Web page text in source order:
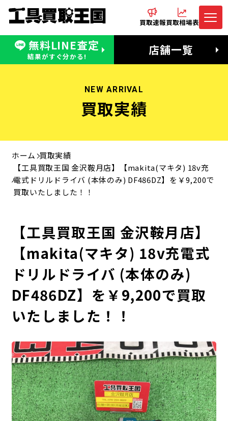
買取速報買取相場表
無料LINE査定
結果がすぐ分かる! 店舗一覧
無料LINE査定
受付：11:00〜19:00 木曜定休日
電話でお問合わせ
営業時間：11:00〜20:00
NEW ARRIVAL
買取実績
ホーム 買取実績
【工具買取王国 金沢鞍月店】【makita(マキタ) 18v充
電式ドリルドライバ (本体のみ) DF486DZ】を￥9,200で
買取いたしました！！
【工具買取王国 金沢鞍月店】
【makita(マキタ) 18v充電式
ドリルドライバ (本体のみ)
DF486DZ】を￥9,200で買取
いたしました！！